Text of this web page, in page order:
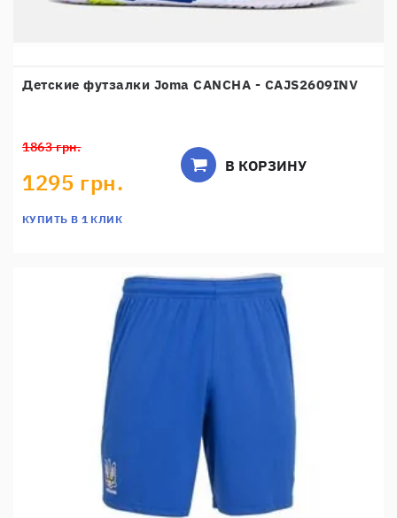
Детские футзалки Joma CANCHA - CAJS2609INV
1863 грн.
1295 грн.
КУПИТЬ В 1 КЛИК
В КОРЗИНУ